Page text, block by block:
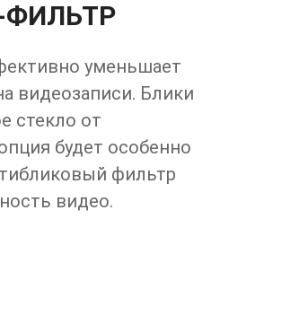
ФИЛЬТР
уменьшает
видеозаписи. Блики
стекло от
будет особенно
фильтр
видео.